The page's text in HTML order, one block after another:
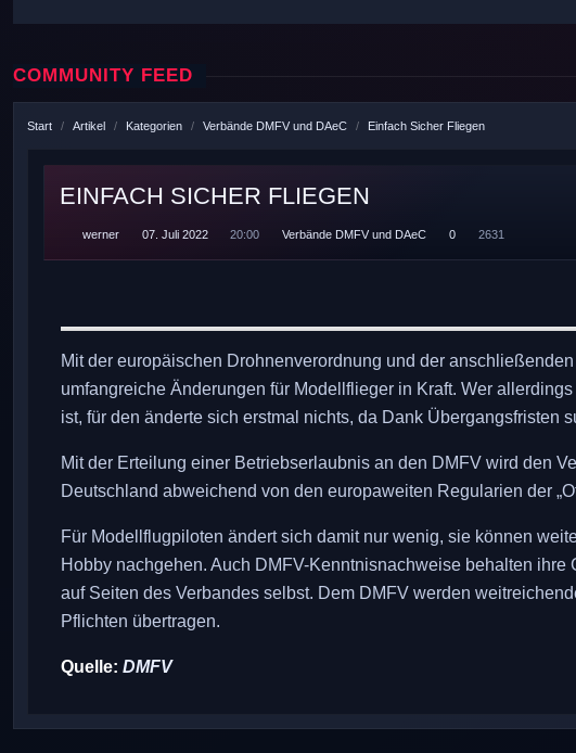
COMMUNITY FEED
Start Artikel Kategorien Verbände DMFV und DAeC Einfach Sicher Fliegen
EINFACH SICHER FLIEGEN
werner 07. Juli 2022 20:00 Verbände DMFV und DAeC 0 2631
Mit der europäischen Drohnenverordnung und der
umfangreiche Änderungen für Modellflieger in Kraft. Wer
ist, für den änderte sich erstmal nichts, da Dank Übergangsfristen
Mit der Erteilung einer Betriebserlaubnis an den DMFV wird den
Deutschland abweichend von den europaweiten Regularien der
Für Modellflugpiloten ändert sich damit nur wenig, sie können
Hobby nachgehen. Auch DMFV-Kenntnisnachweise behalten
auf Seiten des Verbandes selbst. Dem DMFV werden
Pflichten übertragen.
Quelle: DMFV